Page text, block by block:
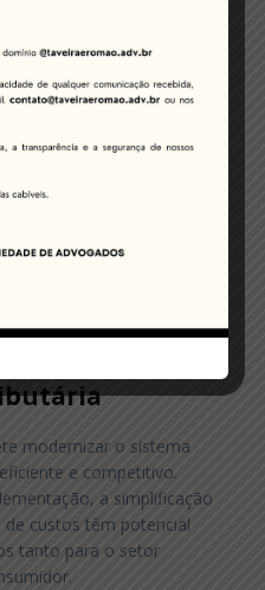
ao novo cenário
e compliance
modernizar o sistema
e competitivo.
a simplificação
de custos têm potencial
tanto para o setor